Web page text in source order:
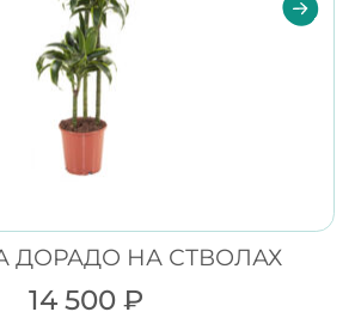
ДОРАДО НА СТВОЛАХ
14 500₽